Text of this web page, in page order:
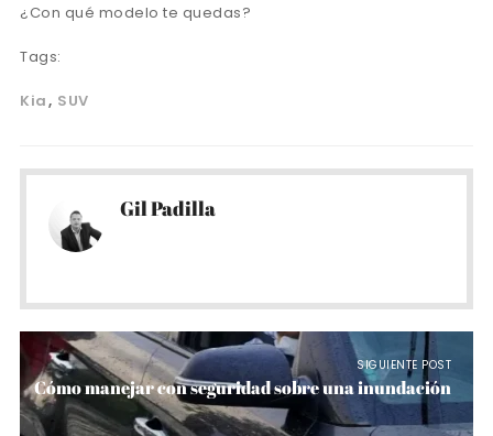
¿Con qué modelo te quedas?
Tags:
Kia SUV
Gil Padilla
SIGUIENTE POST
Cómo manejar con seguridad sobre una inundación